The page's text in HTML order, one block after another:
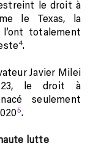
le droit à
le Texas, la
totalement
4.
Javier Milei
le droit à
seulement
5.
lutte